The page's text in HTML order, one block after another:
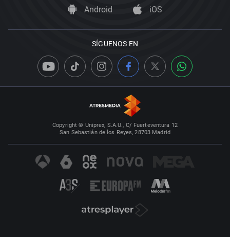
Android iOS
SÍGUENOS EN
Copyright © Uniprex, S.A.U., C/ Fuerteventura 12
San Sebastián de los Reyes, 28703 Madrid